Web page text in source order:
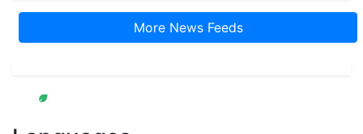
More News Feeds